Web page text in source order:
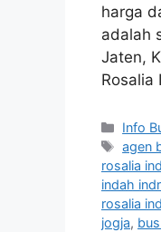
harga
adalah
Jaten,
Info
Tags
agen
rosalia
indah
rosalia
jogja,